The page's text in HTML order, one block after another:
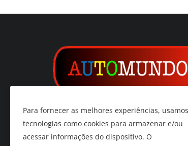
Automundo é um indexador de websites,
vídeos, imagens, podcasts e de tudo
Para fornecer as melhores experiências, usamos
tecnologias como cookies para armazenar e/ou
acessar informações do dispositivo. O